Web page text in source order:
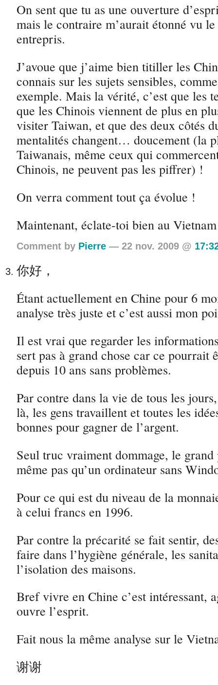
On sent que tu as une ouverture
mais le contraire m’aurait étonné vu
entrepris.
J’avoue que j’aime bien titiller les
connais sur les sujets sensibles,
exemple. Mais la vérité, c’est que les
que les Chinois viennent de plus en
visiter Taiwan, et que des deux côtés
mentalités changent… doucement (la
Taiwanais, même ceux qui
Chinois, ne peuvent pas les piffrer) !
On verra comment tout ça évolue !
Maintenant, éclate-toi bien au
Comment by Pierre — 22 nov. 2009 @
你好，
Étant actuellement en Chine pour 6
analyse très juste et c’est aussi mon
Il est vrai que regarder les
sert pas à grand chose car ce pourrait
depuis 10 ans sans problèmes.
Par contre dans la vie de tous les
là, les gens travaillent et toutes les
bonnes pour gagner de l’argent.
Seul truc vraiment dommage, le
même pas qu’un ordinateur sans
Pour ce qui est du niveau de la
à celui francs en 1996.
Par contre la précarité se fait sentir,
faire dans l’hygiène générale, les
l’isolation des maisons.
Bref vivre en Chine c’est intéressant,
ouvre l’esprit.
Fait nous la même analyse sur le
谢谢